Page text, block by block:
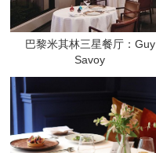
巴黎米其林三星餐厅：Guy
Savoy